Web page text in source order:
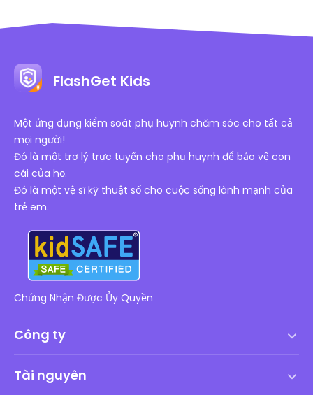
FlashGet Kids
Một ứng dụng kiểm soát phụ huynh chăm sóc cho tất cả
mọi người!
Đó là một trợ lý trực tuyến cho phụ huynh để bảo vệ con
cái của họ.
Đó là một vệ sĩ kỹ thuật số cho cuộc sống lành mạnh của
trẻ em.
Chứng Nhận Được Ủy Quyền
Công ty
Tài nguyên